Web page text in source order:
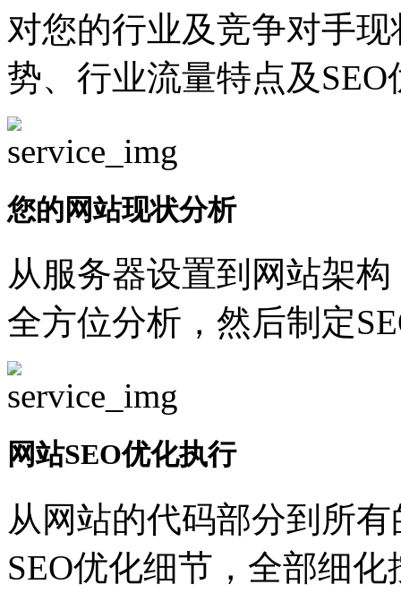
对您的行业及竞争对手
势、行业流量特点及
您的网站现状分析
从服务器设置到网站架
全方位分析，然后制定
网站SEO优化执行
从网站的代码部分到所
SEO优化细节，全部细